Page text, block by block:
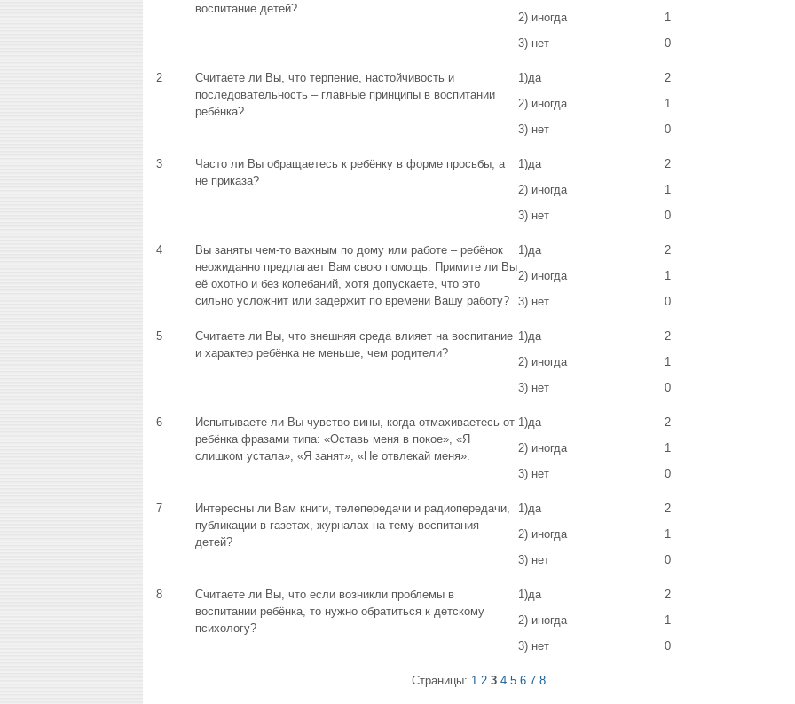
воспитание детей?
2) иногда
3) нет
1
0
2
Считаете ли Вы, что терпение, настойчивость и
последовательность – главные принципы в воспитании
ребёнка?
1)да
2) иногда
3) нет
2
1
0
3
Часто ли Вы обращаетесь к ребёнку в форме просьбы, а
не приказа?
1)да
2) иногда
3) нет
2
1
0
4
Вы заняты чем-то важным по дому или работе – ребёнок
неожиданно предлагает Вам свою помощь. Примите ли Вы
её охотно и без колебаний, хотя допускаете, что это
сильно усложнит или задержит по времени Вашу работу?
1)да
2) иногда
3) нет
2
1
0
5
Считаете ли Вы, что внешняя среда влияет на воспитание
и характер ребёнка не меньше, чем родители?
1)да
2) иногда
3) нет
2
1
0
6
Испытываете ли Вы чувство вины, когда отмахиваетесь от
ребёнка фразами типа: «Оставь меня в покое», «Я
слишком устала», «Я занят», «Не отвлекай меня».
1)да
2) иногда
3) нет
2
1
0
7
Интересны ли Вам книги, телепередачи и радиопередачи,
публикации в газетах, журналах на тему воспитания
детей?
1)да
2) иногда
3) нет
2
1
0
8
Считаете ли Вы, что если возникли проблемы в
воспитании ребёнка, то нужно обратиться к детскому
психологу?
1)да
2) иногда
3) нет
2
1
0
Страницы: 1 2 3 4 5 6 7 8